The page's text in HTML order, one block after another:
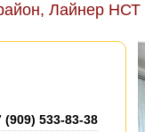
Лайнер НСТ
(909) 533-83-38